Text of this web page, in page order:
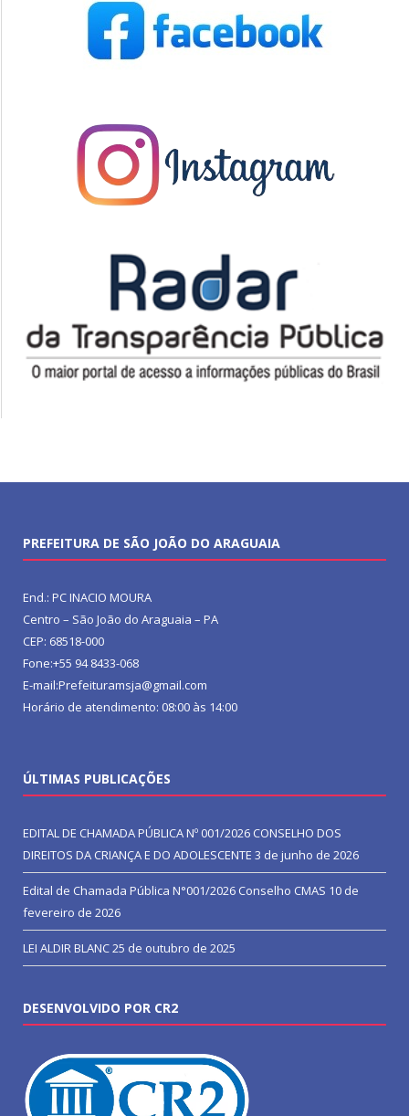
PREFEITURA DE SÃO JOÃO DO ARAGUAIA
End.: PC INACIO MOURA
Centro – São João do Araguaia – PA
CEP: 68518-000
Fone:+55 94 8433-068
E-mail:Prefeituramsja@gmail.com
Horário de atendimento: 08:00 às 14:00
ÚLTIMAS PUBLICAÇÕES
EDITAL DE CHAMADA PÚBLICA Nº 001/2026 CONSELHO DOS
DIREITOS DA CRIANÇA E DO ADOLESCENTE 3 de junho de 2026
Edital de Chamada Pública N°001/2026 Conselho CMAS 10 de
fevereiro de 2026
LEI ALDIR BLANC25 de outubro de 2025
DESENVOLVIDO POR CR2